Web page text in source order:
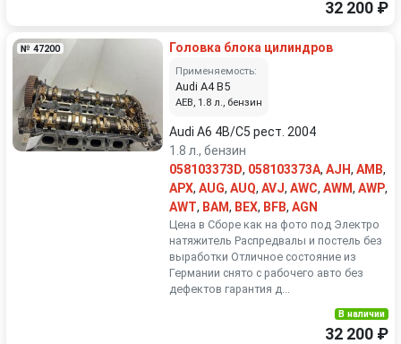
32 200 ₽
№ 47200 Головка блока цилиндров
Применяемость:
Audi A4 B5
AEB, 1.8 л., бензин
Audi A6 4B/C5 рест. 2004
1.8 л., бензин
058103373D, 058103373A, AJH, AMB,
APX, AUG, AUQ, AVJ, AWC, AWM, AWP,
AWT, BAM, BEX, BFB, AGN
Цена в Сборе как на фото под Электро
натяжитель Распредвалы и постель без
выработки Отличное состояние из
Германии снято с рабочего авто без
дефектов гарантия д...
В наличии
32 200 ₽